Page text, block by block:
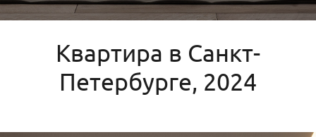
Квартира в Санкт-
Петербурге, 2024